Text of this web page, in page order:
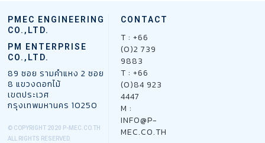
OUR PROJECT
นครราชสี
13 กุมภาพันธ์ 2567
OUR PROJECT
PMEC ENGINEERING
CO.,LTD.
PM ENTERPRISE
CO.,LTD.
89 ซอย รามคำแหง 2 ซอย
8 แขวงดอกไม้
เขตประเวศ
กรุงเทพมหานคร 10250
© COPYRIGHT 2020 P-MEC.CO.TH
ALL RIGHTS RESERVED.
CONTACT
T : +66
(0)2 739
9883
T : +66
(0)84 923
4447
M :
INFO@P-
MEC.CO.TH